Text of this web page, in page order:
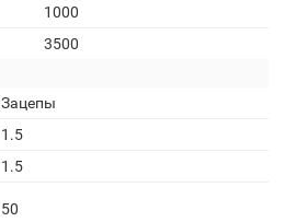
1000
3500
Зацепы
1.5
1.5
50